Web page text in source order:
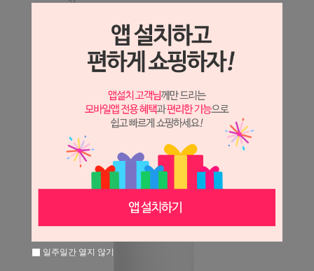
일주일간 열지 않기